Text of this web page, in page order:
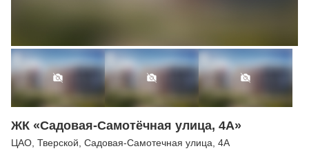
ЖК «Садовая-Самотёчная улица, 4А»
ЦАО Тверской Садовая-Самотечная улица , 4А